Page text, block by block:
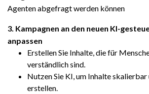
Agenten abgefragt werden können
3. Kampagnen an den neuen KI-
anpassen
Erstellen Sie Inhalte, die für
verständlich sind.
Nutzen Sie KI, um Inhalte
erstellen.